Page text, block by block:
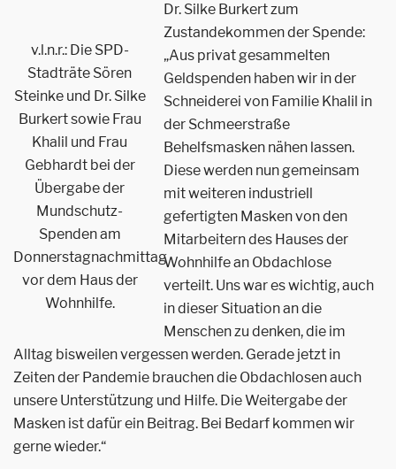
v.l.n.r.: Die SPD-
Stadträte Sören
Steinke und Dr. Silke
Burkert sowie Frau
Khalil und Frau
Gebhardt bei der
Übergabe der
Mundschutz-
Spenden am
Donnerstagnachmittag
vor dem Haus der
Wohnhilfe.
Dr. Silke Burkert zum
Zustandekommen der Spende:
„Aus privat gesammelten
Geldspenden haben wir in der
Schneiderei von Familie Khalil in
der Schmeerstraße
Behelfsmasken nähen lassen.
Diese werden nun gemeinsam
mit weiteren industriell
gefertigten Masken von den
Mitarbeitern des Hauses der
Wohnhilfe an Obdachlose
verteilt. Uns war es wichtig, auch
in dieser Situation an die
Menschen zu denken, die im
Alltag bisweilen vergessen werden. Gerade jetzt in
Zeiten der Pandemie brauchen die Obdachlosen auch
unsere Unterstützung und Hilfe. Die Weitergabe der
Masken ist dafür ein Beitrag. Bei Bedarf kommen wir
gerne wieder.“